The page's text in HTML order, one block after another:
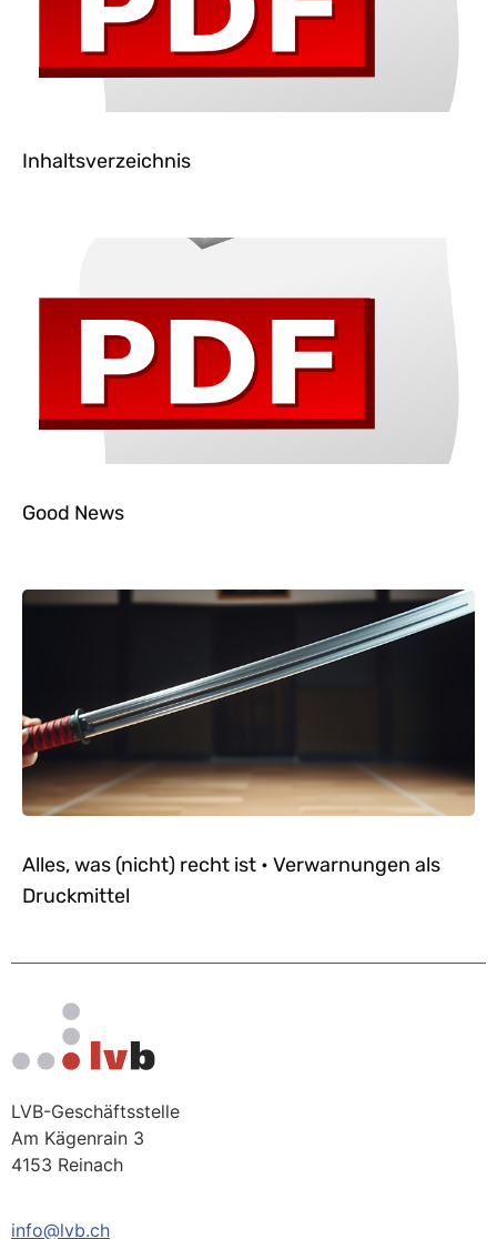
Inhaltsverzeichnis
Good News
Alles, was (nicht) recht ist • Verwarnungen als
Druckmittel
LVB-Geschäftsstelle
Am Kägenrain 3
4153 Reinach
info@lvb.ch